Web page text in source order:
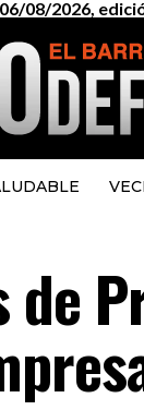
08/2026,
de